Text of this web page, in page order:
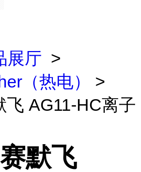
展厅 >
（热电）
>
飞 AG11-HC离子
默飞